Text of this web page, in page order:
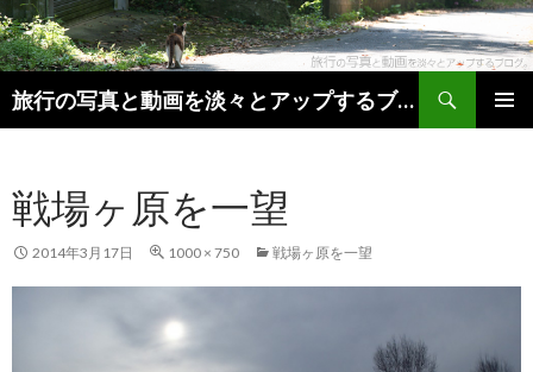
旅行の写真と動画を淡々とアップするブログ。
検索
戦場ヶ原を一望
2014年3月17日 1000 × 750 戦場ヶ原を一望